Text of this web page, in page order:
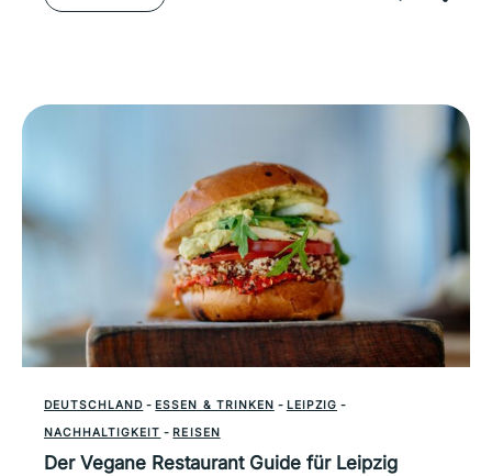
DEUTSCHLAND - ESSEN & TRINKEN - LEIPZIG -
NACHHALTIGKEIT - REISEN
Der Vegane Restaurant Guide für Leipzig